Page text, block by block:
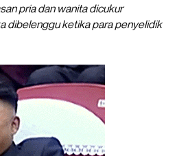
pria dan wanita dicukur
dibelenggu ketika para penyelidik